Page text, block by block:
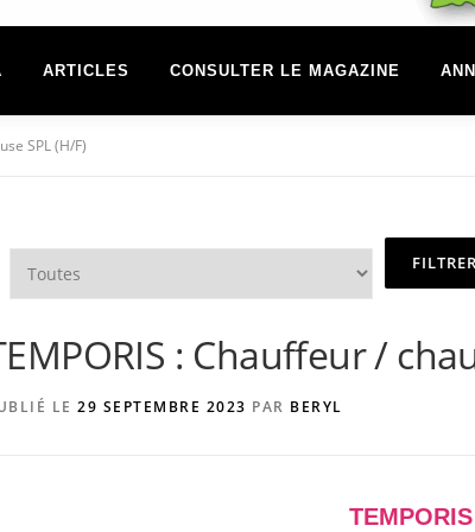
ARTICLES CONSULTER LE MAGAZINE
SPL (H/F)
: Chauffeur /
LE 29 SEPTEMBRE 2023 PAR BERYL